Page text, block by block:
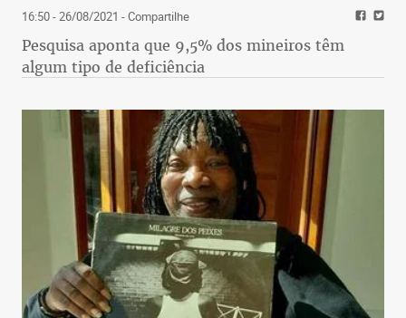
16:50 - 26/08/2021 - Compartilhe
Pesquisa aponta que 9,5% dos mineiros têm
algum tipo de deficiência